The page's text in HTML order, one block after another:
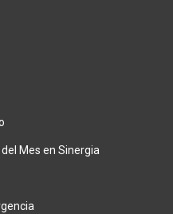
Mes en Sinergia